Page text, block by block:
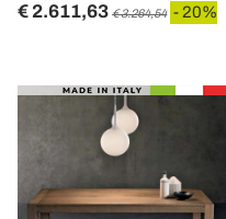
€ 2.611,63 € 3.264,54 - 20%